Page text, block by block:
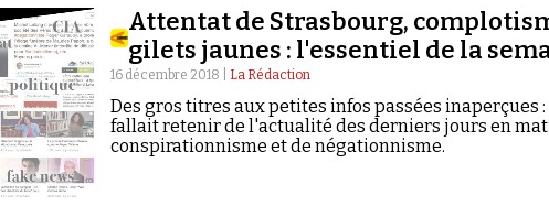
Attentat de Strasbourg,
gilets jaunes : l'essentiel de la
16 décembre 2018 | La Rédaction
Des gros titres aux petites infos passées inaperçues
fallait retenir de l'actualité des derniers jours en
conspirationnisme et de négationnisme.